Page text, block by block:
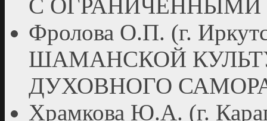
С
Фролова О.П. (г.
ШАМАНСКОЙ
ДУХОВНОГО
Храмкова Ю.А. (г.